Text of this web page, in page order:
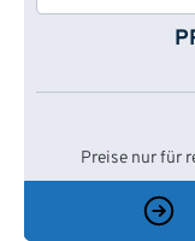
Preise nur für